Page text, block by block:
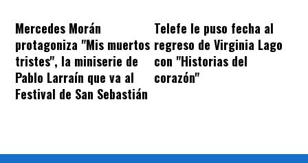
Mercedes Morán
protagoniza "Mis muertos
tristes", la miniserie de
Pablo Larraín que va al
Festival de San Sebastián
Telefe le puso fecha al
regreso de Virginia Lago
con "Historias del
corazón"